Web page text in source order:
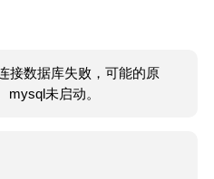
接数据库失败，可能的原
mysql未启动。